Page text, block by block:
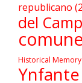
republicano
del
Historical Memory
Ynfante